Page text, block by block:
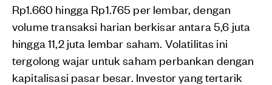
Rp1.660 hingga Rp1.765 per lembar, dengan
volume transaksi harian berkisar antara 5,6 juta
hingga 11,2 juta lembar saham. Volatilitas ini
tergolong wajar untuk saham perbankan dengan
kapitalisasi pasar besar. Investor yang tertarik